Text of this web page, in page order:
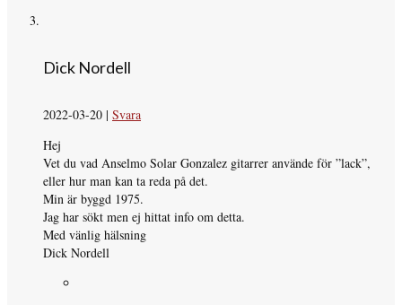
Dick Nordell
2022-03-20 | Svara
Hej
Vet du vad Anselmo Solar Gonzalez gitarrer använde för ”lack”,
eller hur man kan ta reda på det.
Min är byggd 1975.
Jag har sökt men ej hittat info om detta.
Med vänlig hälsning
Dick Nordell